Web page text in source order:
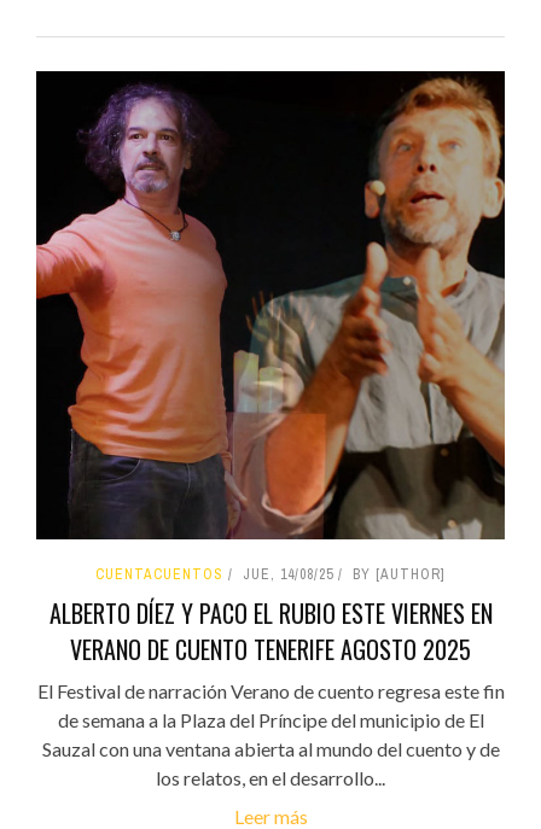
CUENTACUENTOS JUE, 14/08/25 BY [AUTHOR]
ALBERTO DÍEZ Y PACO EL RUBIO ESTE VIERNES EN
VERANO DE CUENTO TENERIFE AGOSTO 2025
El Festival de narración Verano de cuento regresa este fin
de semana a la Plaza del Príncipe del municipio de El
Sauzal con una ventana abierta al mundo del cuento y de
los relatos, en el desarrollo...
Leer más